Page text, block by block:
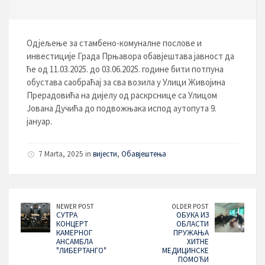
Одјељење за стамбено-комуналне послове и
инвестиције Града Прњавора обавјештава јавност да
ће од 11.03.2025. до 03.06.2025. године бити потпуна
обустава саобраћај за сва возила у Улици Живојина
Прерадовића на дијелу од раскрснице са Улицом
Јована Дучића до подвожњака испод аутопута 9.
јануар.
7 Marta, 2025 in вијести, Обавјештења
NEWER POST
СУТРА
КОНЦЕРТ
КАМЕРНОГ
АНСАМБЛА
"ЛИБЕРТАНГО"
OLDER POST
ОБУКА ИЗ
ОБЛАСТИ
ПРУЖАЊА
ХИТНЕ
МЕДИЦИНСКЕ
ПОМОЋИ